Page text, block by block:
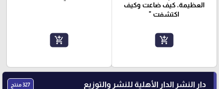
العظيمة، كيف ضاعت وكيف
اكتشفت "
add_shopping_cart
add_shopping_cart
دار النشر الدار الأهلية للنشر والتوزيع 327 منتج